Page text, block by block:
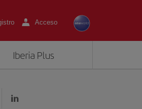
Acceso
Iberia Plus